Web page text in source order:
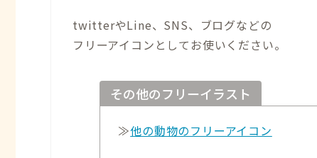
twitterやLine、SNS、ブログなどの
フリーアイコンとしてお使いください。
その他のフリーイラスト
≫他の動物のフリーアイコン